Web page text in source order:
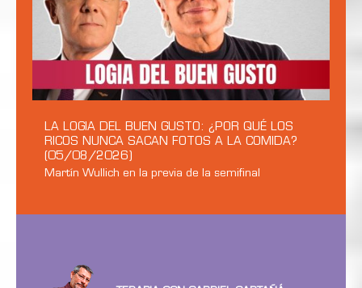
LA LOGIA DEL BUEN GUSTO: ¿POR QUÉ LOS
RICOS NUNCA SACAN FOTOS A LA COMIDA?
(05/08/2026)
Martín Wullich en la previa de la semifinal